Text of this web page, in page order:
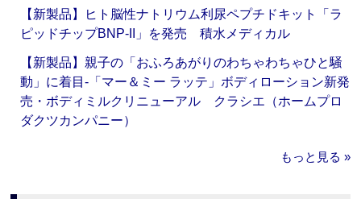
【新製品】ヒト脳性ナトリウム利尿ペプチドキット「ラ
ピッドチップBNP-II」を発売 積水メディカル
【新製品】親子の「おふろあがりのわちゃわちゃひと騒
動」に着目‐「マー＆ミー ラッテ」ボディローション新発
売・ボディミルクリニューアル クラシエ（ホームプロ
ダクツカンパニー）
もっと見る »